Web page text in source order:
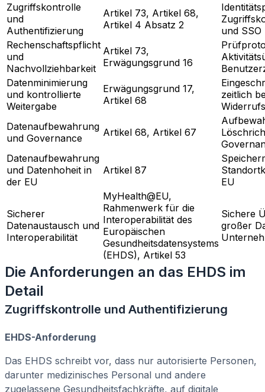
Zugriffskontrolle
und
Authentifizierung
Artikel 73, Artikel 68,
Artikel 4 Absatz 2
und SSO
Rechenschaftspflicht
und
Nachvollziehbarkeit
Artikel 73,
Erwägungsgrund 16
Datenminimierung
und kontrollierte
Weitergabe
Erwägungsgrund 17,
Artikel 68
zeitlich
Datenaufbewahrung
und Governance
Artikel 68, Artikel 67
Datenaufbewahrung
und Datenhoheit in
der EU
Artikel 87
EU
Sicherer
Datenaustausch und
Interoperabilität
MyHealth@EU,
Rahmenwerk für die
Interoperabilität des
Europäischen
Gesundheitsdatensystems
(EHDS), Artikel 53
Sichere
großer
Die Anforderungen an das EHDS im
Detail
Zugriffskontrolle und Authentifizierung
EHDS-Anforderung
Das EHDS schreibt vor, dass nur autorisierte Personen,
darunter medizinisches Personal und andere
zugelassene Gesundheitsfachkräfte, auf digitale